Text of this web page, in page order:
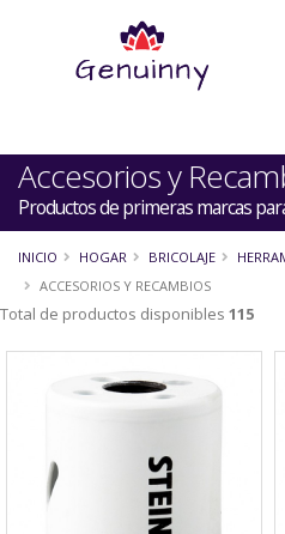
Accesorios y
Productos de primeras marcas
INICIO HOGAR BRICOLAJE
ACCESORIOS Y RECAMBIOS
Total de productos disponibles 115